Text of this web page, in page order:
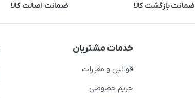
ضمانت بازگشت کالا ضمانت اصالت کالا
خدمات مشتریان
قوانین و مقررات
حریم خصوصی